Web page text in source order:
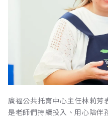
廣福公共托育中心主任林莉芳
是老師們持續投入、用心陪伴